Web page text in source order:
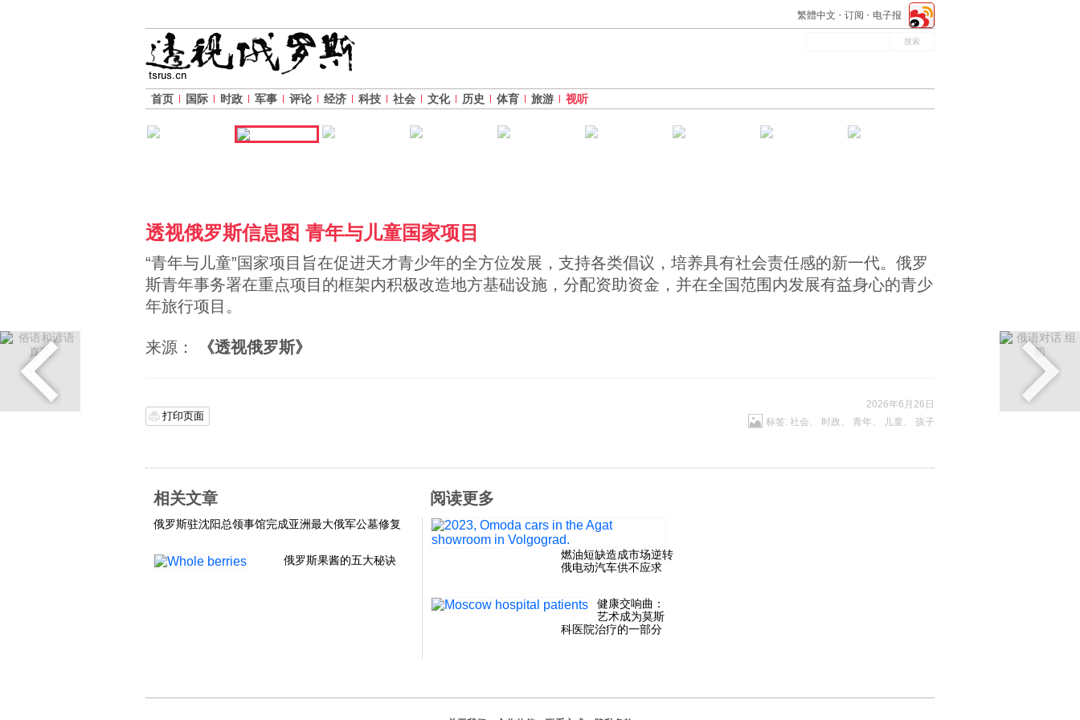
繁體中文 订阅 电子报
首页 国际 时政 军事 评论 经济 科技 社会 文化 历史 体育 旅游 视听
透视俄罗斯信息图 青年与儿童国家项目
“青年与儿童”国家项目旨在促进天才青少年的全方位发展，支持各类倡议，培养具有社会责任感的新一代。俄罗
斯青年事务署在重点项目的框架内积极改造地方基础设施，分配资助资金，并在全国范围内发展有益身心的青少
年旅行项目。
来源： 《透视俄罗斯》
打印页面
2026年6月26日
标签: 社会 、 时政 、 青年 、 儿童 、 孩子
相关文章
俄罗斯驻沈阳总领事馆完成亚洲最大俄军公墓修复
俄罗斯果酱的五大秘诀
阅读更多
燃油短缺造成市场逆转
俄电动汽车供不应求
健康交响曲：
艺术成为莫斯
科医院治疗的一部分